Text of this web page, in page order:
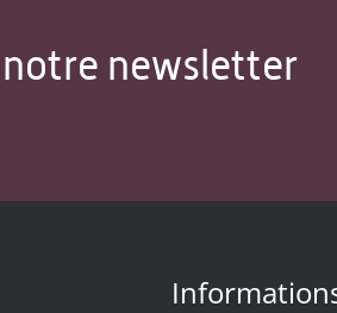
newsletter